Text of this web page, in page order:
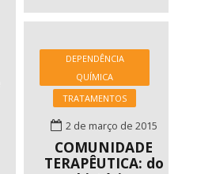
DEPENDÊNCIA
QUÍMICA
TRATAMENTOS
2 de março de 2015
COMUNIDADE
TERAPÊUTICA: do